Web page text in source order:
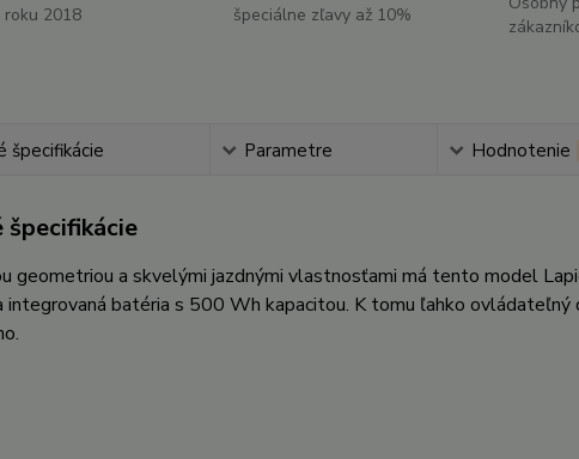
roku 2018
špeciálne zľavy až 10%
špecifikácie Parametre Hodnotenie
geometriou a skvelými jazdnými vlastnosťami má tento model
integrovaná batéria s 500 Wh kapacitou. K tomu ľahko